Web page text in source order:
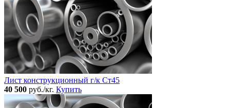
Лист конструкционный г/к Ст45
40 500 руб./кг. Купить